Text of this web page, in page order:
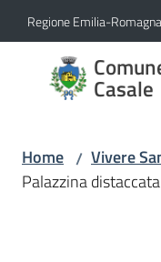
Vai al contenuto
Vai alla navigazione
Vai al footer
Regione Emilia-Romagna
Casale
Comune
di San
Casale
Home / Vivere
Palazzina distaccata